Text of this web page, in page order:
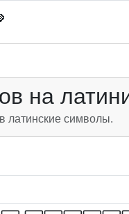
на
латинские символы.